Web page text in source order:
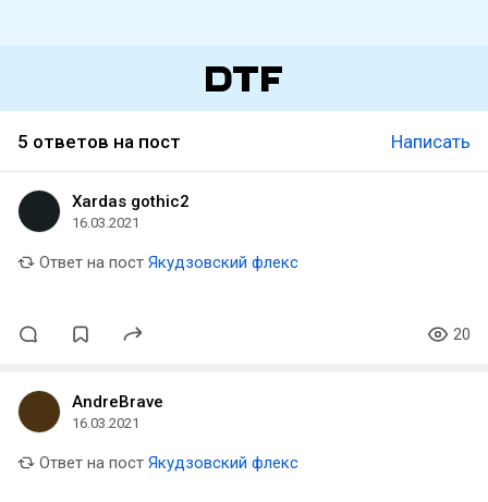
5 ответов на пост Написать
Xardas gothic2
16.03.2021
Ответ на пост Якудзовский флекс
20
AndreBrave
16.03.2021
Ответ на пост Якудзовский флекс